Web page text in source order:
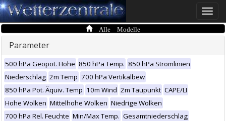
Toggle
Alle Modelle
Parameter
500 hPa Geopot. Höhe 850 hPa Temp. 850 hPa Stromlinien
Niederschlag 2m Temp 700 hPa Vertikalbew
850 hPa Pot. Äquiv. Temp 10m Wind 2m Taupunkt CAPE/LI
Hohe Wolken Mittelhohe Wolken Niedrige Wolken
700 hPa Rel. Feuchte Min/Max Temp. Gesamtniederschlag